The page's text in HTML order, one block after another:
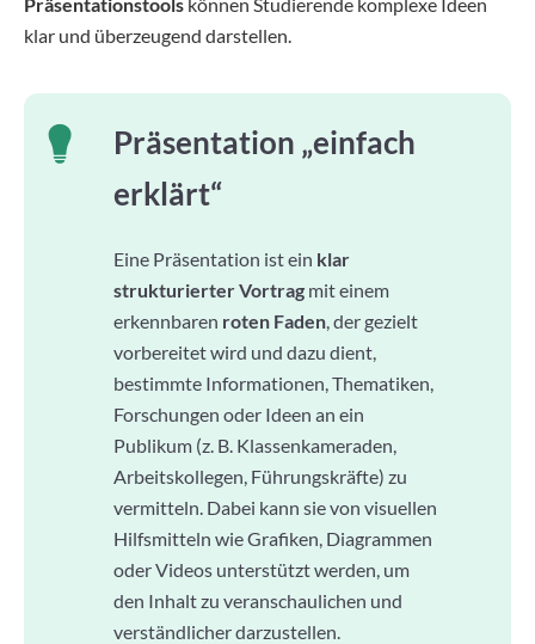
klar und überzeugend darstellen.
Präsentation „einfach
erklärt“
Eine Präsentation ist ein klar
strukturierter Vortrag mit einem
erkennbaren roten Faden, der gezielt
vorbereitet wird und dazu dient,
bestimmte Informationen, Thematiken,
Forschungen oder Ideen an ein
Publikum (z. B. Klassenkameraden,
Arbeitskollegen, Führungskräfte) zu
vermitteln. Dabei kann sie von visuellen
Hilfsmitteln wie Grafiken, Diagrammen
oder Videos unterstützt werden, um
den Inhalt zu veranschaulichen und
verständlicher darzustellen.